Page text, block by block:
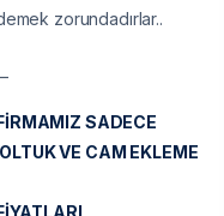
zorundadırlar..
SADECE
VE CAM EKLEME